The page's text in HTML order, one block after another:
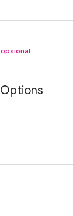
opsional
Options